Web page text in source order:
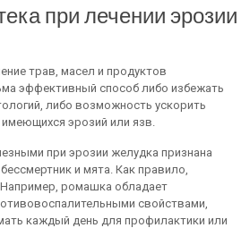
при лечении эрозии
трав, масел и продуктов
эффективный способ либо избежать
либо возможность ускорить
эрозий или язв.
при эрозии желудка признана
и мята. Как правило,
ромашка обладает
свойствами,
каждый день для профилактики или